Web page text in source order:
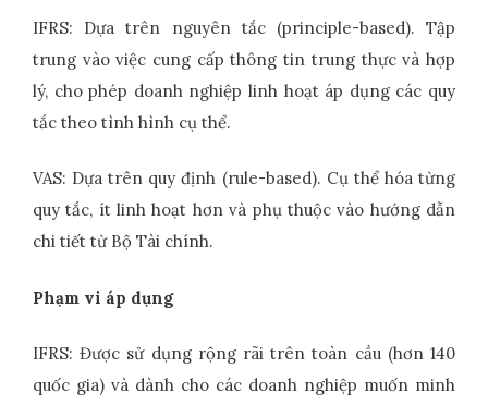
IFRS: Dựa trên nguyên tắc (principle-based). Tập
trung vào việc cung cấp thông tin trung thực và hợp
lý, cho phép doanh nghiệp linh hoạt áp dụng các quy
tắc theo tình hình cụ thể.
VAS: Dựa trên quy định (rule-based). Cụ thể hóa từng
quy tắc, ít linh hoạt hơn và phụ thuộc vào hướng dẫn
chi tiết từ Bộ Tài chính.
Phạm vi áp dụng
IFRS: Được sử dụng rộng rãi trên toàn cầu (hơn 140
quốc gia) và dành cho các doanh nghiệp muốn minh